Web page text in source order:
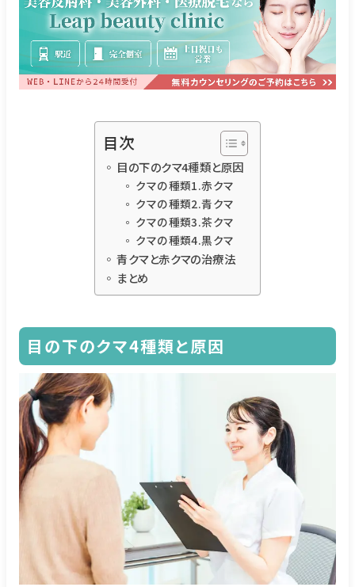
目次
目の下のクマ4種類と原因
クマの種類1.赤クマ
クマの種類2.青クマ
クマの種類3.茶クマ
クマの種類4.黒クマ
青クマと赤クマの治療法
まとめ
目の下のクマ4種類と原因